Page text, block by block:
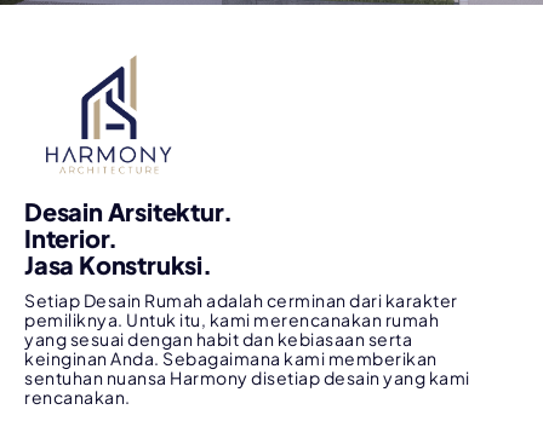
Desain Arsitektur.
Interior.
Jasa Konstruksi.
Setiap Desain Rumah adalah cerminan dari karakter
pemiliknya. Untuk itu, kami merencanakan rumah
yang sesuai dengan habit dan kebiasaan serta
keinginan Anda. Sebagaimana kami memberikan
sentuhan nuansa Harmony disetiap desain yang kami
rencanakan.